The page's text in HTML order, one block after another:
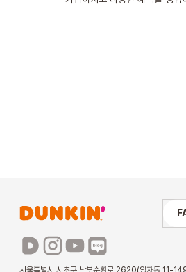
서울특별시 서초구 남부순환로 2620(양재동 11-